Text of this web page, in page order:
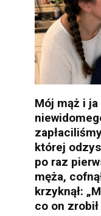
Mój mąż i
której
po raz
męża,
krzyknął:
co on